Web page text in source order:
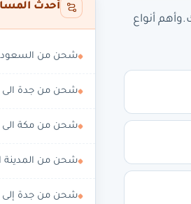
أنواع
أحدث
شحن من السعودية
شحن من جدة الى
شحن من مكة الى
شحن من المدينة
شحن من جدة إلى